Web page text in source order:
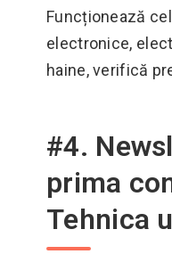
Funcționează
electronice,
haine, verifică
#4.
prima
Tehnica